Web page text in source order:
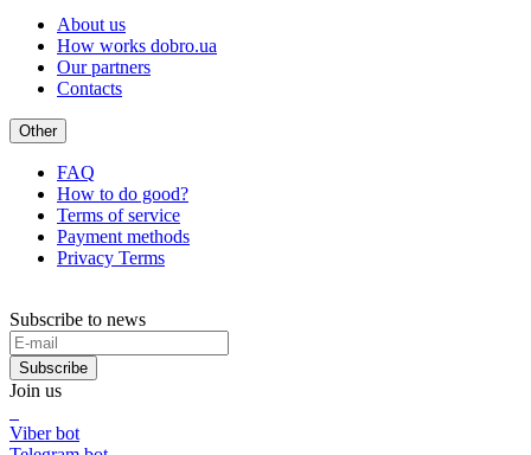
About us
How works dobro.ua
Our partners
Contacts
Other
FAQ
How to do good?
Terms of service
Payment methods
Privacy Terms
Subscribe to news
Subscribe
Join us
Viber bot